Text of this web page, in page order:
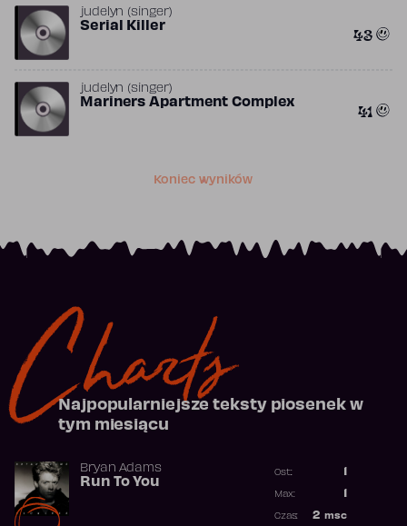
​judelyn (singer)
Serial Killer 43
​judelyn (singer)
Mariners Apartment Complex 41
Koniec wyników
Charts
Najpopularniejsze teksty piosenek w
tym miesiącu
Bryan Adams
Run To You
Ost.:
Max:
2 msc
Czas: